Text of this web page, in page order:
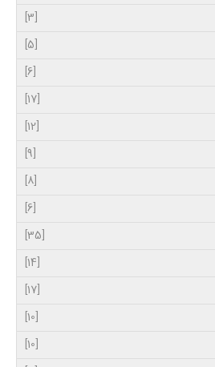
[3]
[5]
[6]
[17]
[12]
[9]
[8]
[6]
[35]
[14]
[17]
[10]
[10]